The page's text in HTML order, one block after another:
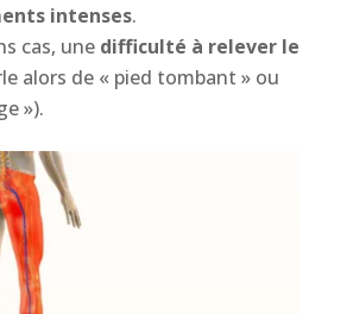
intenses.
cas, une difficulté à relever le
alors de « pied tombant » ou
»).